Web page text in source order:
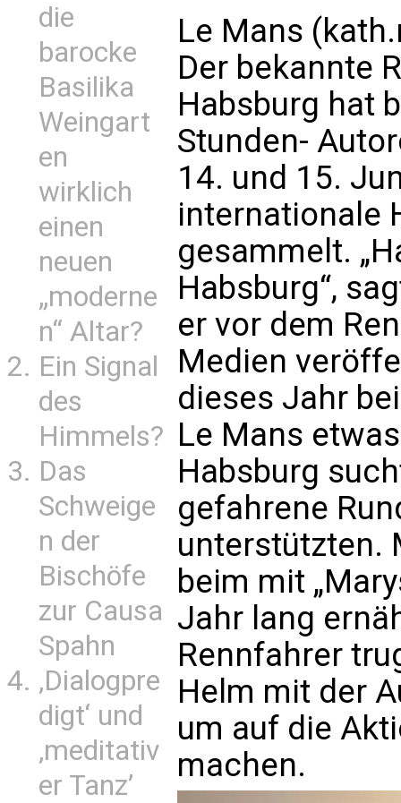
die
barocke
Basilika
Weingart
en
wirklich
einen
neuen
„moderne
n“ Altar?
Ein Signal
des
Himmels?
Das
Schweige
n der
Bischöfe
zur Causa
Spahn
‚Dialogpre
digt‘ und
‚meditativ
er Tanz’
Le Mans
Der bekannte
Habsburg hat
Stunden-
14. und 15.
internationale
gesammelt.
Habsburg“,
er vor dem
Medien
dieses Jahr
Le Mans
Habsburg
gefahrene
unterstützten.
beim mit
Jahr lang
Rennfahrer
Helm mit der
um auf die
machen.